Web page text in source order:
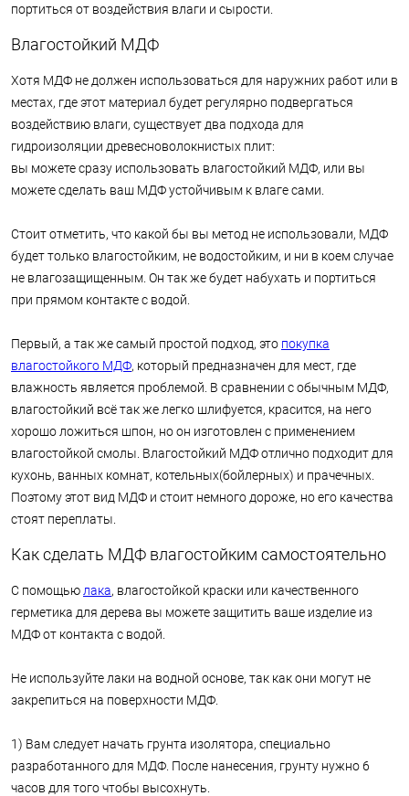
портиться от воздействия влаги и сырости.
Влагостойкий МДФ
Хотя МДФ не должен использоваться для наружних работ или в
местах, где этот материал будет регулярно подвергаться
воздействию влаги, существует два подхода для
гидроизоляции древесноволокнистых плит:
вы можете сразу использовать влагостойкий МДФ, или вы
можете сделать ваш МДФ устойчивым к влаге сами.
Стоит отметить, что какой бы вы метод не использовали, МДФ
будет только влагостойким, не водостойким, и ни в коем случае
не влагозащищенным. Он так же будет набухать и портиться
при прямом контакте с водой.
Первый, а так же самый простой подход, это покупка
влагостойкого МДФ, который предназначен для мест, где
влажность является проблемой. В сравнении с обычным МДФ,
влагостойкий всё так же легко шлифуется, красится, на него
хорошо ложиться шпон, но он изготовлен с применением
влагостойкой смолы. Влагостойкий МДФ отлично подходит для
кухонь, ванных комнат, котельных(бойлерных) и прачечных.
Поэтому этот вид МДФ и стоит немного дороже, но его качества
стоят переплаты.
Как сделать МДФ влагостойким самостоятельно
С помощью лака, влагостойкой краски или качественного
герметика для дерева вы можете защитить ваше изделие из
МДФ от контакта с водой.
Не используйте лаки на водной основе, так как они могут не
закрепиться на поверхности МДФ.
1) Вам следует начать грунта изолятора, специально
разработанного для МДФ. После нанесения, грунту нужно 6
часов для того чтобы высохнуть.